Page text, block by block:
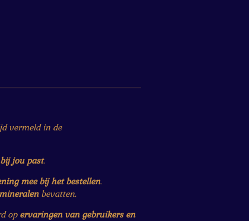
vermeld in de
jou past.
mee bij het bestellen.
bevatten.
op ervaringen van gebruikers en